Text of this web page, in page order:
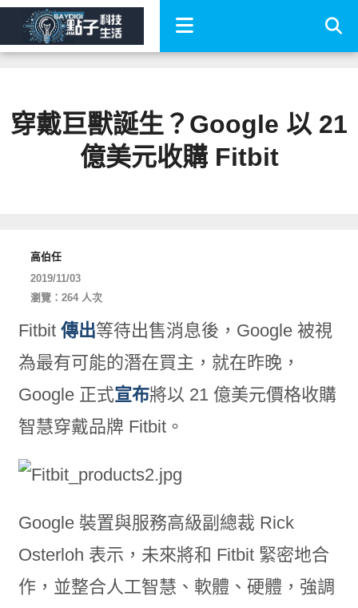
穿戴巨獸誕生？Google 以 21
億美元收購 Fitbit
高伯任
2019/11/03
瀏覽：264 人次
Fitbit 傳出等待出售消息後，Google 被視
為最有可能的潛在買主，就在昨晚，
Google 正式宣布將以 21 億美元價格收購
智慧穿戴品牌 Fitbit。
Google 裝置與服務高級副總裁 Rick
Osterloh 表示，未來將和 Fitbit 緊密地合
作，並整合人工智慧、軟體、硬體，強調